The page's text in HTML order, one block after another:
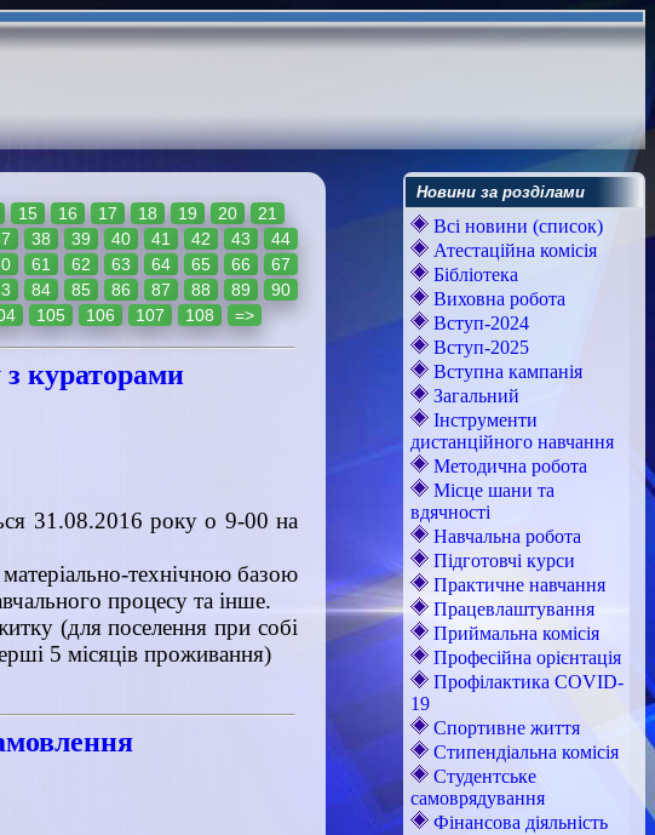
15 16 17 18 19 20
21
38 39 40 41 42 43
44
61 62 63 64 65 66
67
84 85 86 87 88 89
90
105 106 107 108 =>
з кураторами
31.08.2016 року о 9-00 на
технічною базою
процесу та інше.
(для поселення при собі
5 місяців проживання)
Новини за розділами
Всі новини (список)
Атестаційна комісія
Бібліотека
Виховна робота
Вступ-2024
Вступ-2025
Вступна кампанія
Загальний
Інструменти
дистанційного навчання
Методична робота
Місце шани та
вдячності
Навчальна робота
Підготовчі курси
Практичне навчання
Працевлаштування
Приймальна комісія
Професійна орієнтація
Профілактика COVID-
19
Спортивне життя
Стипендіальна комісія
Студентське
самоврядування
Фінансова діяльність